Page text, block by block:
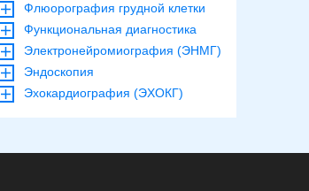
Флюорография грудной клетки
Функциональная диагностика
Электронейромиография (ЭНМГ)
Эндоскопия
Эхокардиография (ЭХОКГ)